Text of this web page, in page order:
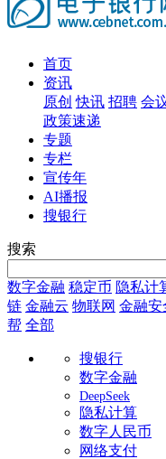
首页
资讯
原创 快讯 招聘 会
政策速递
专题
专栏
宣传年
AI播报
搜银行
搜索
数字金融 稳定币 隐私计
链 金融云 物联网 金融安
帮 全部
搜银行
数字金融
DeepSeek
隐私计算
数字人民币
网络支付